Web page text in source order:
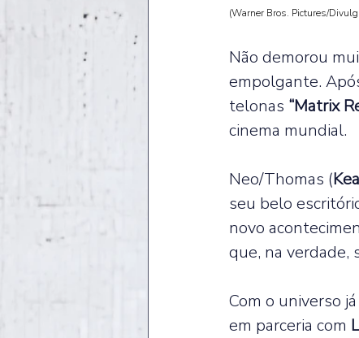
(Warner Bros. Pictures/
Não demorou
empolgante.
telonas “Matrix
cinema mundial.
Neo/Thomas (
seu belo
novo
que, na verdade,
Com o universo
em parceria com